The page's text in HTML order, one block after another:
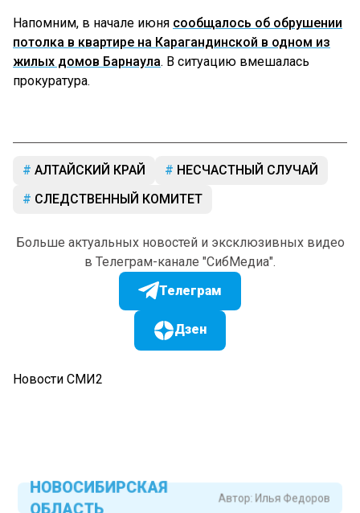
Напомним, в начале июня сообщалось об обрушении
потолка в квартире на Карагандинской в одном из
жилых домов Барнаула. В ситуацию вмешалась
прокуратура.
АЛТАЙСКИЙ КРАЙ
НЕСЧАСТНЫЙ СЛУЧАЙ
СЛЕДСТВЕННЫЙ КОМИТЕТ
Больше актуальных новостей и эксклюзивных видео
в Телеграм-канале "СибМедиа".
Телеграм
Дзен
Новости СМИ2
Автор:Илья Федоров
ОБЛАСТЬ